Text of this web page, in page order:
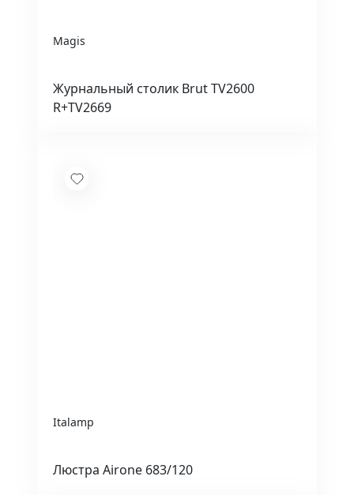
Magis
Журнальный столик Brut TV2600
R+TV2669
Italamp
Люстра Airone 683/120